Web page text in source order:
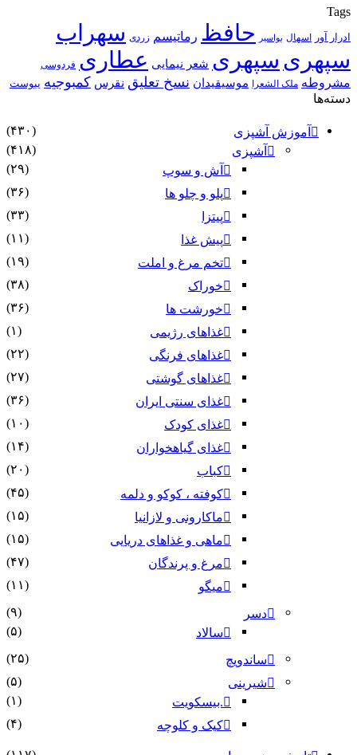
Tags
ادرار آور اسهال بواسیر حافظ رماتیسم زردی سهراب
سپهری سپهری شعر نیمایی عطاری فردوسی
مشروطه ملک الشعرا موسیقیدان نسخ تعلیق نقرس کمبوجیه یبوست
دسته‌ها
آموزش آشپزی
(۴۳۰)
آشپزی
(۴۱۸)
آش و سوپ
(۲۹)
پلو و چلو ها
(۳۶)
پیتزا
(۳۳)
پیش غذا
(۱۱)
تخم مرغ و املت
(۱۹)
خوراک
(۳۸)
خورشت ها
(۳۶)
غذاهای رژیمی
(۱)
غذاهای فرنگی
(۲۲)
غذاهای گوشتی
(۲۷)
غذای سنتی ایران
(۳۶)
غذای کودک
(۱۰)
غذای گیاهخواران
(۱۴)
کباب
(۲۰)
کوفته ، کوکو و دلمه
(۴۵)
ماکارونی و لازانیا
(۱۵)
ماهی و غذاهای دریایی
(۱۵)
مرغ و پرندگان
(۴۷)
میگو
(۱۱)
دسر
(۹)
سالاد
(۵)
ساندویچ
(۲۵)
شیرینی
(۵)
.بیسکویت
(۱)
کیک و کلوچه
(۴)